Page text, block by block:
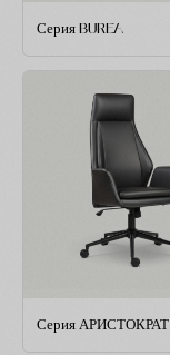
Серия BUREA
Серия АРИСТОКРАТ